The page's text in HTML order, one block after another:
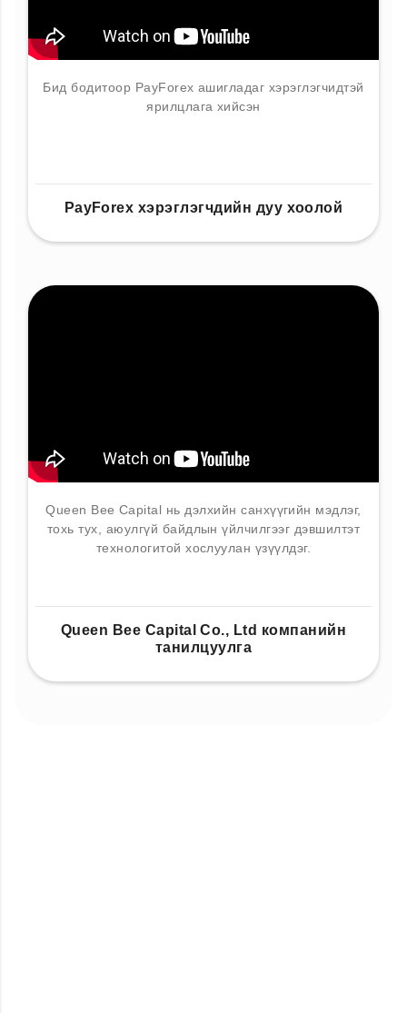
Бид бодитоор PayForex ашигладаг хэрэглэгчидтэй
ярилцлага хийсэн
PayForex хэрэглэгчдийн дуу хоолой
Queen Bee Capital нь дэлхийн санхүүгийн мэдлэг,
тохь тух, аюулгүй байдлын үйлчилгээг дэвшилтэт
технологитой хослуулан үзүүлдэг.
Queen Bee Capital Co., Ltd компанийн
танилцуулга